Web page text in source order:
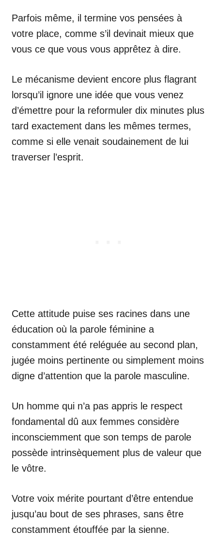
Parfois même, il termine vos pensées à
votre place, comme s’il devinait mieux que
vous ce que vous vous apprêtez à dire.
Le mécanisme devient encore plus flagrant
lorsqu’il ignore une idée que vous venez
d’émettre pour la reformuler dix minutes plus
tard exactement dans les mêmes termes,
comme si elle venait soudainement de lui
traverser l’esprit.
Cette attitude puise ses racines dans une
éducation où la parole féminine a
constamment été reléguée au second plan,
jugée moins pertinente ou simplement moins
digne d’attention que la parole masculine.
Un homme qui n’a pas appris le respect
fondamental dû aux femmes considère
inconsciemment que son temps de parole
possède intrinsèquement plus de valeur que
le vôtre.
Votre voix mérite pourtant d’être entendue
jusqu’au bout de ses phrases, sans être
constamment étouffée par la sienne.